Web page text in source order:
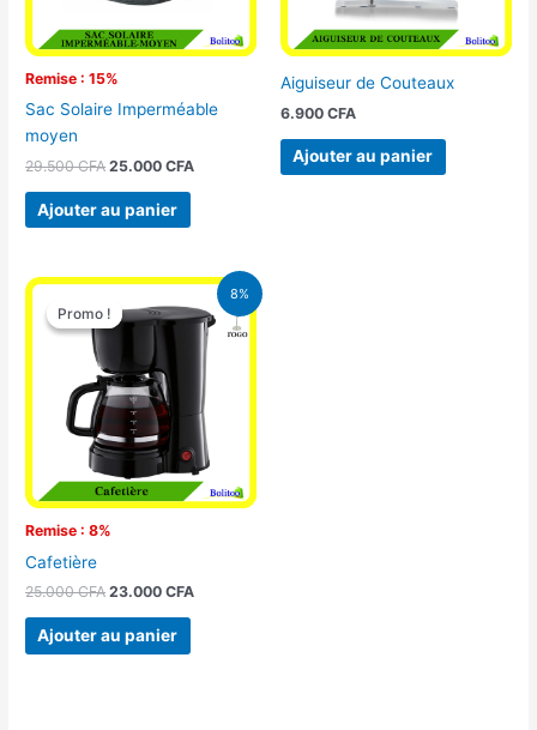
Remise : 15%
Sac Solaire Imperméable
moyen
29.500CFA 25.000CFA
Ajouter au panier
Aiguiseur de Couteaux
6.900 CFA
Ajouter au panier
8%
Promo !
Remise : 8%
Promo !
Cafetière
25.000CFA
Le
prix
initial
25.000 CFA.
23.000CFA
Le
prix
actuel
est :
23.000 CFA.
Ajouter au panier